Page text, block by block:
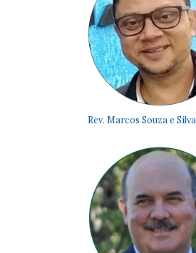
Rev. Marcos Souza e Silva